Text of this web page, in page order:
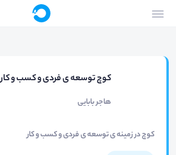
کوچ توسعه ی فردی و کسب و کار
هاجر بابایی
کوچ در زمینه ی توسعه ی فردی و کسب و کار